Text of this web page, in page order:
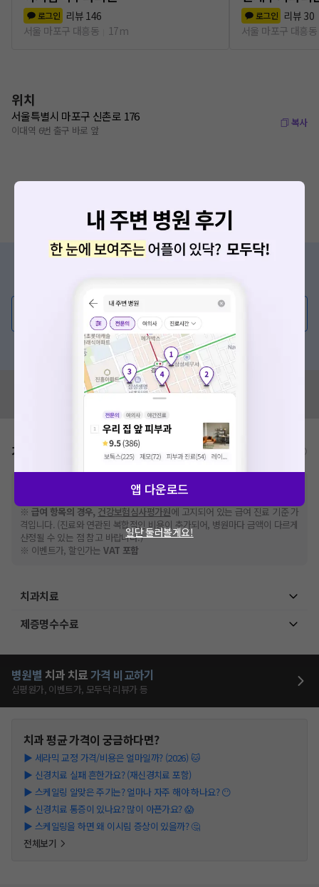
로그인 리뷰 146
서울 마포구 대흥동
17m
로그인 리뷰 30
서울 마포구 대흥동
위치
서울특별시 마포구 신촌로 176
이대역 6번 출구 바로 앞
복사
💬 무엇이든 물어보세요
혹은, 의료상담 서비스에 다양한 게시글 보러가기
혹시 잘못된 병원정보가 있나요?
가격표 비급여/급여 진료란?
추가비용 등으로 실제 가격과 상이할 수 있으니, 정확
한 가격은 해당 의료기관에 직접 문의해주세요.
※ 급여 항목의 경우, 건강보험심사평가원에 고지되어 있는 급여 진료 기준 가
격입니다. (진료와 연관된 복합적인 비용이 추가되어, 병원마다 금액이 다르게
산정될 수 있는 점 참고 바랍니다.)
※ 이벤트가, 할인가는VAT 포함
치과치료
제증명수수료
병원별 치과 치료가격 비교하기
심평원가, 이벤트가, 모두닥 리뷰가 등
치과평균 가격이 궁금하다면?
▶ 세라믹 교정 가격/비용은 얼마일까? (2026) 🐱
▶ 신경치료 실패 흔한가요? (재신경치료 포함)
▶ 스케일링 알맞은 주기는? 얼마나 자주 해야 하나요? 😶
▶ 신경치료 통증이 있나요? 많이 아픈가요? 😱
▶ 스케일링을 하면 왜 이시림 증상이 있을까? 🤔
전체보기
앱 다운로드
일단 둘러볼게요!